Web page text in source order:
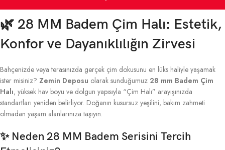
🌿 28 MM Badem Çim Halı: Estetik,
Konfor ve Dayanıklılığın Zirvesi
Bahçenizde veya terasınızda gerçek çim dokusunu en lüks haliyle yaşamak
ister misiniz? Zemin Deposu olarak sunduğumuz 28 mm Badem Çim
Halı, yüksek hav boyu ve dolgun yapısıyla “Çim Halı” arayışınızda
standartları yeniden belirliyor. Doğanın kusursuz yeşilini, bakım zahmeti
olmadan yaşam alanlarınıza taşıyın.
✨ Neden 28 MM Badem Serisini Tercih